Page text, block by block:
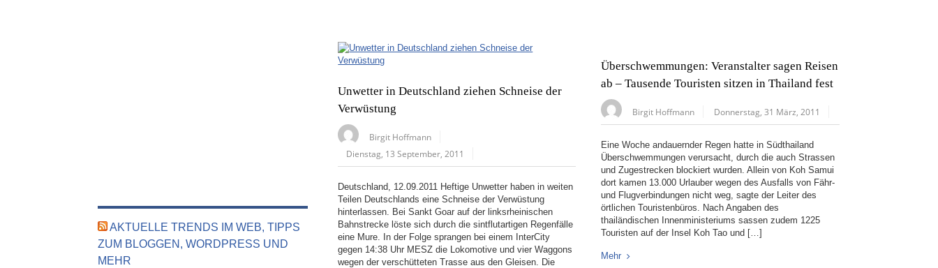
Unwetter in Deutschland ziehen Schneise der
Verwüstung
Birgit Hoffmann
Dienstag, 13 September, 2011
Deutschland, 12.09.2011 Heftige Unwetter haben in weiten
Teilen Deutschlands eine Schneise der Verwüstung
hinterlassen. Bei Sankt Goar auf der linksrheinischen
Bahnstrecke löste sich durch die sintflutartigen Regenfälle
eine Mure. In der Folge sprangen bei einem InterCity
gegen 14:38 Uhr MESZ die Lokomotive und vier Waggons
wegen der verschütteten Trasse aus den Gleisen. Die
Überschwemmungen: Veranstalter sagen Reisen
ab – Tausende Touristen sitzen in Thailand fest
Birgit Hoffmann Donnerstag, 31 März, 2011
Eine Woche andauernder Regen hatte in Südthailand
Überschwemmungen verursacht, durch die auch Strassen
und Zugestrecken blockiert wurden. Allein von Koh Samui
dort kamen 13.000 Urlauber wegen des Ausfalls von Fähr-
und Flugverbindungen nicht weg, sagte der Leiter des
örtlichen Touristenbüros. Nach Angaben des
thailändischen Innenministeriums sassen zudem 1225
Touristen auf der Insel Koh Tao und […]
Mehr
AKTUELLE TRENDS IM WEB, TIPPS
ZUM BLOGGEN, WORDPRESS UND
MEHR